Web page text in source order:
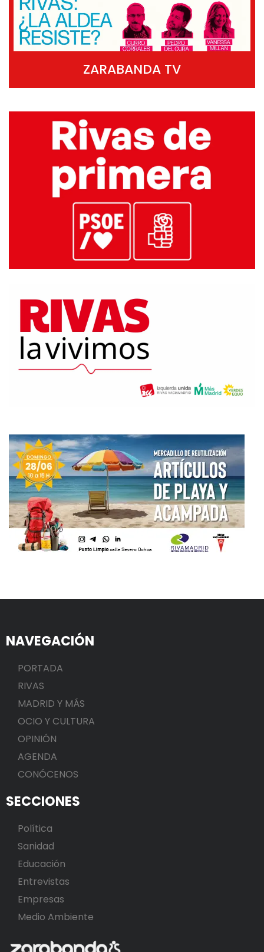
ZARABANDA TV
NAVEGACIÓN
PORTADA
RIVAS
MADRID Y MÁS
OCIO Y CULTURA
OPINIÓN
AGENDA
CONÓCENOS
SECCIONES
Política
Sanidad
Educación
Entrevistas
Empresas
Medio Ambiente